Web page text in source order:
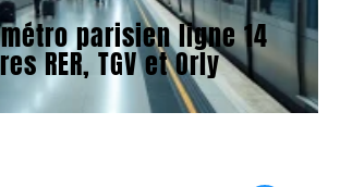
parisien ligne 14
RER, TGV et Orly